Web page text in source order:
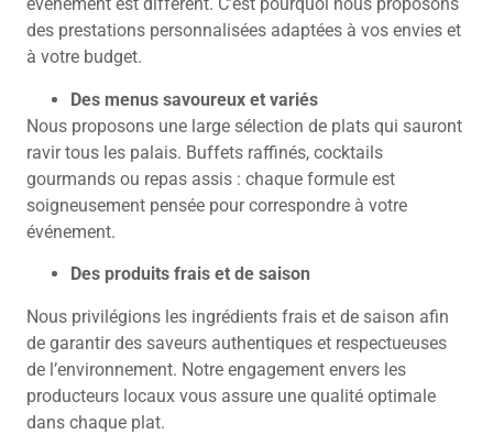
événement est différent. C’est pourquoi nous proposons
des prestations personnalisées adaptées à vos envies et
à votre budget.
Des menus savoureux et variés
Nous proposons une large sélection de plats qui sauront
ravir tous les palais. Buffets raffinés, cocktails
gourmands ou repas assis : chaque formule est
soigneusement pensée pour correspondre à votre
événement.
Des produits frais et de saison
Nous privilégions les ingrédients frais et de saison afin
de garantir des saveurs authentiques et respectueuses
de l’environnement. Notre engagement envers les
producteurs locaux vous assure une qualité optimale
dans chaque plat.